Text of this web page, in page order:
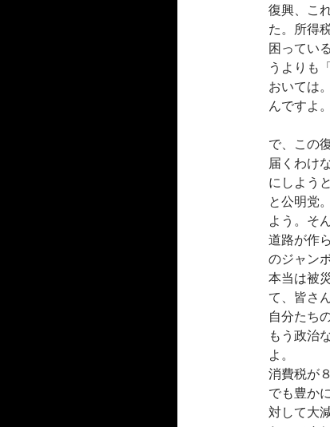
復興、こ
た。所得
困ってい
うよりも
おいては
んですよ
で、この
届くわけ
にしよう
と公明党
よう。そ
道路が作
のジャン
本当は被
て、皆さ
自分たち
もう政治
よ。
消費税が
でも豊か
対して大